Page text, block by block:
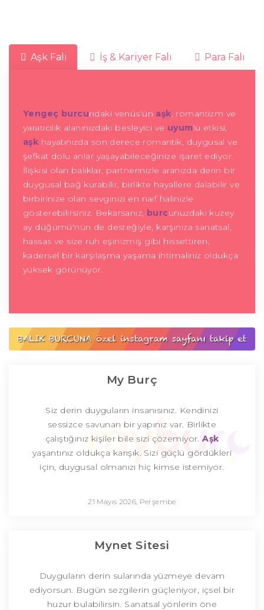
Aşk Falı İş & Kariyer Falı Para Falı
Yengeç burcundaki venüs'ün aşk, romantizm ve
yaratıcılık alanınızdaki besleyici ve uyumlu etkisi,
aşk hayatınızda son derece romantik, duygusal ve
şefkat dolu anlar yaşayabileceğinize işaret ediyor.
İlişkisi olan balıklar, partnerinizle aranızda derin bir
duygusal bağ kurabilir, birlikte hayallere dalabilir ve
birbirinize olan sevginizi en naif halinizle
gösterebilirsiniz. Bekarsanız, burcunuzdaki kuzey
ay düğümü'nün de desteğiyle, karşınıza sanatsal,
hassas ve size ruh eşinizmiş gibi hissettiren,
kadersel bir karşılaşma yaşama ihtimaliniz oldukça
yüksek görünüyor.
My Burç
Siz derin duyguların insanısınız. Kendinizi
sessizce savunan bir yapınız var. Birlikte
çalıştığınız kişiler bile sizi çözemiyor.Aşk
yaşantınız oldukça karışık. Sizi güçlü gördükleri
için, duygusal olmanızı hiç kimse istemiyor.
21 Mayıs 2026, Perşembe
Mynet Sitesi
Duyguların derin sularında yüzmeye devam
ediyorsun. Bugün sezgilerin güçleniyor, içsel bir
huzur bulabilirsin. Sanatsal yönlerin öne